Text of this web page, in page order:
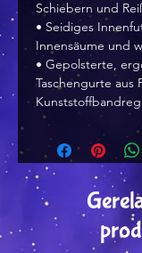
Schiebern und
• Seidiges
Innensäume und
• Gepolsterte,
Taschengurte aus